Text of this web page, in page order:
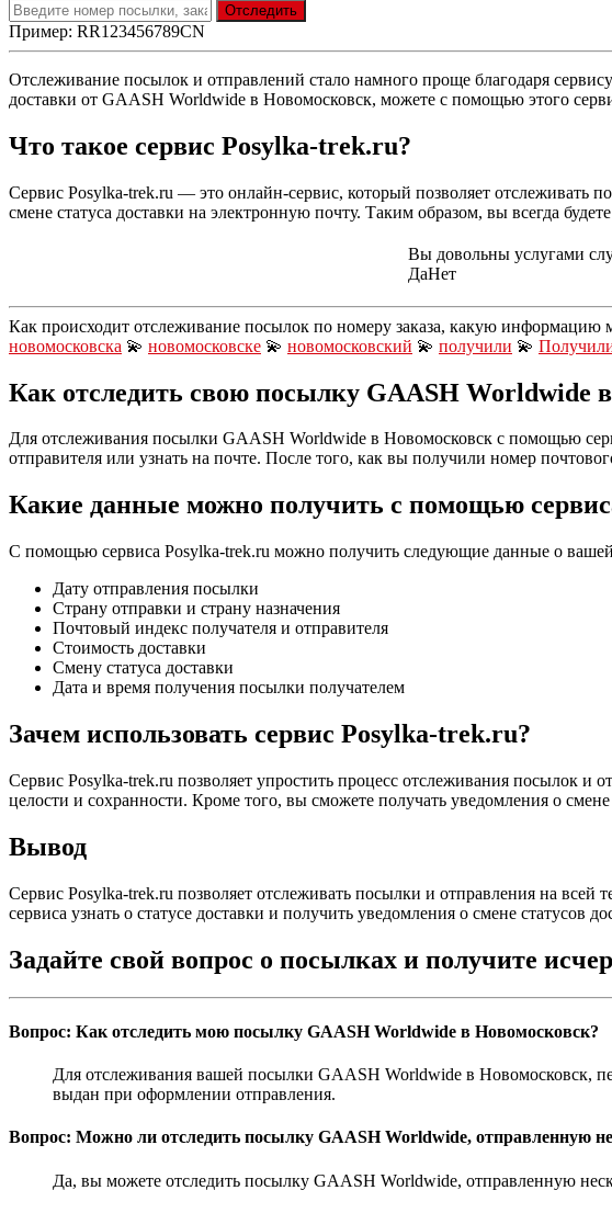
Пример: RR123456789CN
Отслеживание посылок и отправлений стало намного проще благодаря
доставки от GAASH Worldwide в Новомосковск, можете с помощью этого
Что такое сервис Posylka-trek.ru?
Сервис Posylka-trek.ru — это онлайн-сервис, который позволяет отслеживать
смене статуса доставки на электронную почту. Таким образом, вы всегда
Вы довольны услугами
ДаНет
Как происходит отслеживание посылок по номеру заказа, какую информацию
новомосковска 💫 новомосковске 💫 новомосковский 💫 получили 💫
Как отследить свою посылку GAASH Worldwide
Для отслеживания посылки GAASH Worldwide в Новомосковск с помощью
отправителя или узнать на почте. После того, как вы получили номер
Какие данные можно получить с помощью
С помощью сервиса Posylka-trek.ru можно получить следующие данные о
Дату отправления посылки
Страну отправки и страну назначения
Почтовый индекс получателя и отправителя
Стоимость доставки
Смену статуса доставки
Дата и время получения посылки получателем
Зачем использовать сервис Posylka-trek.ru?
Сервис Posylka-trek.ru позволяет упростить процесс отслеживания посылок и
целости и сохранности. Кроме того, вы сможете получать уведомления о
Вывод
Сервис Posylka-trek.ru позволяет отслеживать посылки и отправления на
сервиса узнать о статусе доставки и получить уведомления о смене статусов
Задайте свой вопрос о посылках и получите
Вопрос: Как отследить мою посылку GAASH Worldwide в Новомосковск?
Для отслеживания вашей посылки GAASH Worldwide в Новомосковск,
выдан при оформлении отправления.
Вопрос: Можно ли отследить посылку GAASH Worldwide, отправленную
Да, вы можете отследить посылку GAASH Worldwide, отправленную